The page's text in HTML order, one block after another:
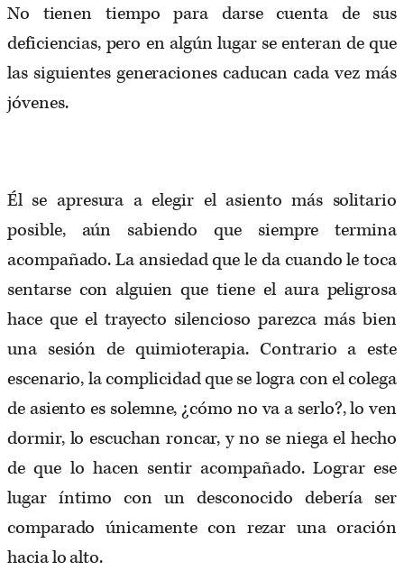
No tienen tiempo para darse cuenta de sus
deficiencias, pero en algún lugar se enteran de que
las siguientes generaciones caducan cada vez más
jóvenes.
Él se apresura a elegir el asiento más solitario
posible, aún sabiendo que siempre termina
acompañado. La ansiedad que le da cuando le toca
sentarse con alguien que tiene el aura peligrosa
hace que el trayecto silencioso parezca más bien
una sesión de quimioterapia. Contrario a este
escenario, la complicidad que se logra con el colega
de asiento es solemne, ¿cómo no va a serlo?, lo ven
dormir, lo escuchan roncar, y no se niega el hecho
de que lo hacen sentir acompañado. Lograr ese
lugar íntimo con un desconocido debería ser
comparado únicamente con rezar una oración
hacia lo alto.